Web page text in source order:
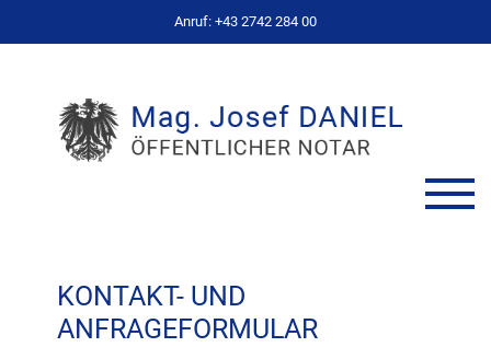
Anruf: +43 2742 284 00
KONTAKT- UND
ANFRAGEFORMULAR